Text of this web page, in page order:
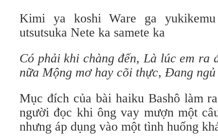
Kimi ya koshi Ware ga yukikemu
utsutsuka Nete ka samete ka
Có phải khi chàng đến, Là lúc em ra
nữa Mộng mơ hay cõi thực, Đang ngủ
Mục đích của bài haiku Bashô làm
người đọc khi ông vay mượn một
nhưng áp dụng vào một tình huống